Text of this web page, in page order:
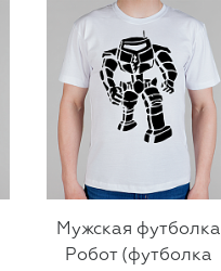
Мужская футболка
Робот (футболка